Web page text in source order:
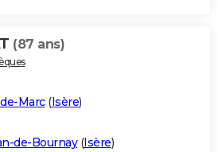
(87 ans)
Marc(Isère)
de-Bournay(Isère)